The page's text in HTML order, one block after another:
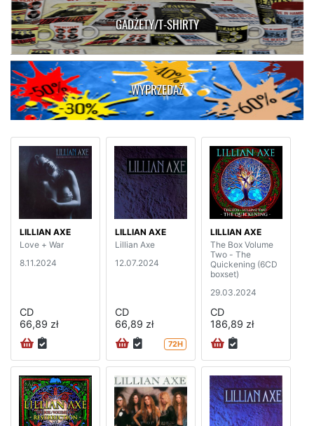
GADŻETY/T-SHIRTY
WYPRZEDAŻ
LILLIAN AXE
Love + War
8.11.2024
CD
66,89 zł
LILLIAN AXE
Lillian Axe
12.07.2024
CD
66,89 zł
72H
LILLIAN AXE
The Box Volume
Two - The
Quickening (6CD
boxset)
29.03.2024
CD
186,89 zł